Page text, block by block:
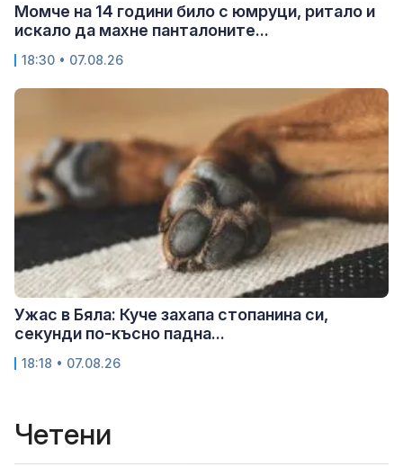
Момче на 14 години било с юмруци, ритало и
искало да махне панталоните...
18:30 • 07.08.26
Ужас в Бяла: Куче захапа стопанина си,
секунди по-късно падна...
18:18 • 07.08.26
Четени